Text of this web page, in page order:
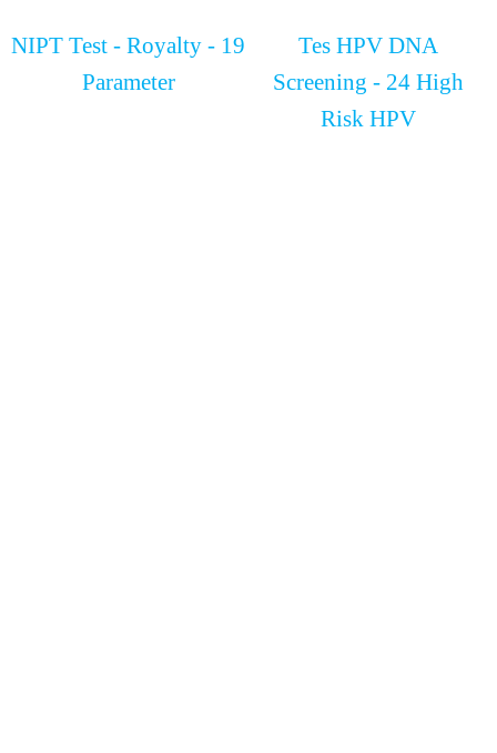
NIPT Test - Royalty - 19
Parameter
Tes HPV DNA
Screening - 24 High
Risk HPV